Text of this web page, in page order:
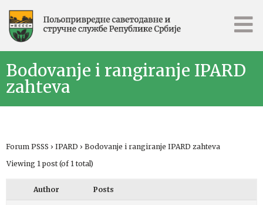
Bodovanje i rangiranje IPARD
zahteva
Forum PSSS › IPARD › Bodovanje i rangiranje IPARD zahteva
Viewing 1 post (of 1 total)
Author Posts